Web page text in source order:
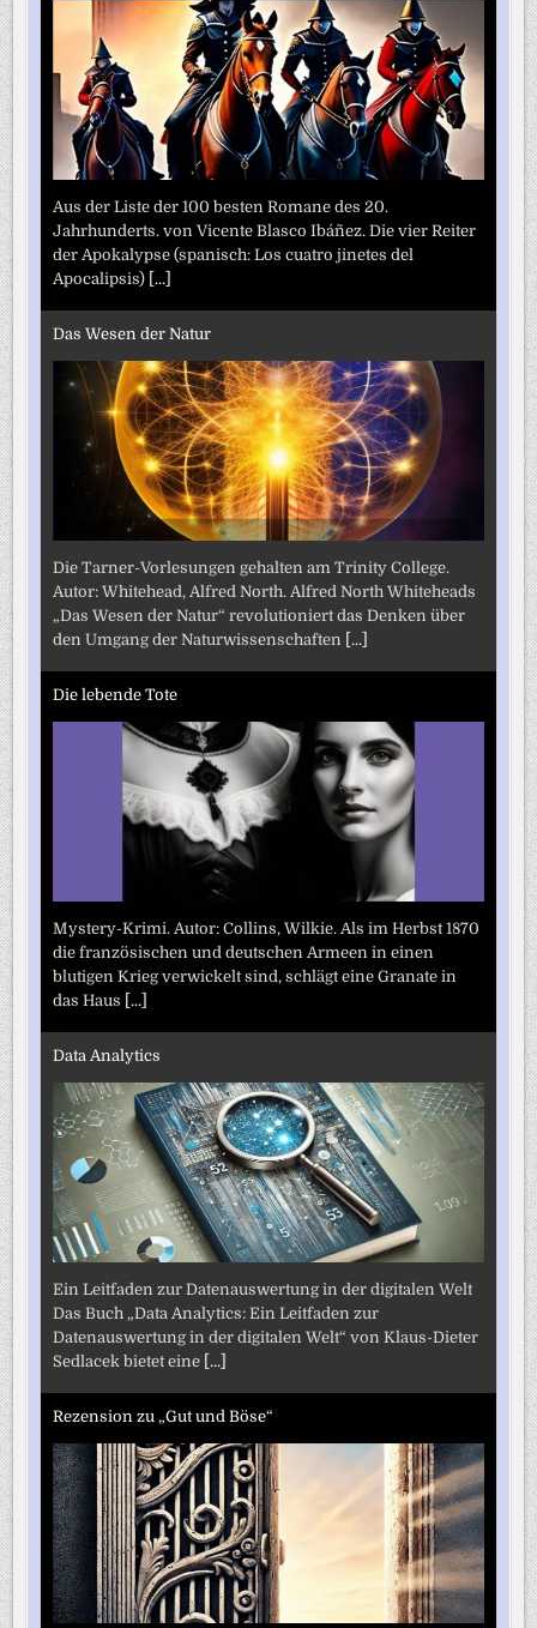
Aus der Liste der 100 besten Romane des 20.
Jahrhunderts. von Vicente Blasco Ibáñez. Die vier Reiter
der Apokalypse (spanisch: Los cuatro jinetes del
Apocalipsis) [...]
Das Wesen der Natur
Die Tarner-Vorlesungen gehalten am Trinity College.
Autor: Whitehead, Alfred North. Alfred North Whiteheads
„Das Wesen der Natur“ revolutioniert das Denken über
den Umgang der Naturwissenschaften [...]
Die lebende Tote
Mystery-Krimi. Autor: Collins, Wilkie. Als im Herbst 1870
die französischen und deutschen Armeen in einen
blutigen Krieg verwickelt sind, schlägt eine Granate in
das Haus [...]
Data Analytics
Ein Leitfaden zur Datenauswertung in der digitalen Welt
Das Buch „Data Analytics: Ein Leitfaden zur
Datenauswertung in der digitalen Welt“ von Klaus-Dieter
Sedlacek bietet eine [...]
Rezension zu „Gut und Böse“